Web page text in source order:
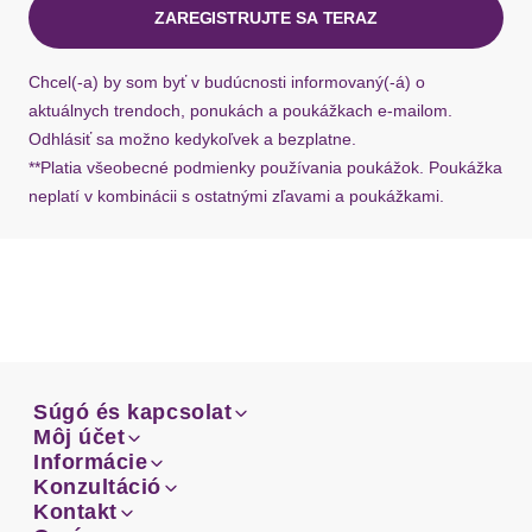
ZAREGISTRUJTE SA TERAZ
Chcel(-a) by som byť v budúcnosti informovaný(-á) o
aktuálnych trendoch, ponukách a poukážkach e-mailom.
Odhlásiť sa možno kedykoľvek a bezplatne.
**Platia všeobecné podmienky používania poukážok. Poukážka
neplatí v kombinácii s ostatnými zľavami a poukážkami.
Súgó és kapcsolat
Email
Facebook
Súgó és kapcsolat
Email
Môj účet
Prehľad objednávok
Môj účet
Prehľad objednávok
Informácie
Doprava
Informácie
Konzultáció
Sprievodca-veľkosťami
Konzultáció
Kontakt